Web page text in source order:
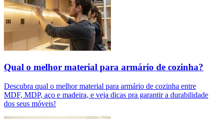
Qual o melhor material para armário de cozinha?
Descubra qual o melhor material para armário de cozinha entre
MDF, MDP, aço e madeira, e veja dicas pra garantir a durabilidade
dos seus móveis!